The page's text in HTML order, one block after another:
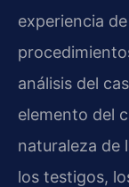
experiencia
análisis del
elemento del
naturaleza de
los testigos,